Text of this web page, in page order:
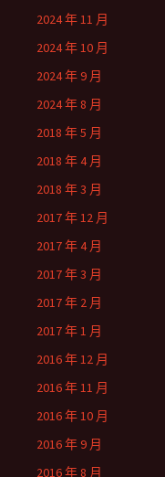
2024 年 11 月
2024 年 10 月
2024 年 9 月
2024 年 8 月
2018 年 5 月
2018 年 4 月
2018 年 3 月
2017 年 12 月
2017 年 4 月
2017 年 3 月
2017 年 2 月
2017 年 1 月
2016 年 12 月
2016 年 11 月
2016 年 10 月
2016 年 9 月
2016 年 8 月